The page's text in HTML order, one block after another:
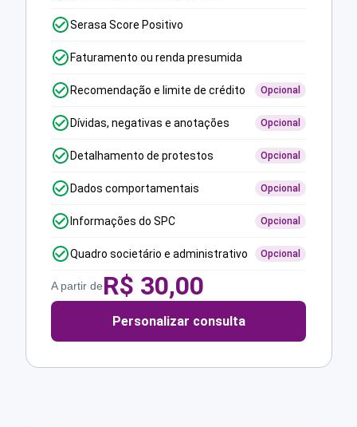
Serasa Score Positivo
Faturamento ou renda presumida
Recomendação e limite de crédito Opcional
Dívidas, negativas e anotações Opcional
Detalhamento de protestos Opcional
Dados comportamentais Opcional
Informações do SPC Opcional
Quadro societário e administrativo Opcional
A partir deR$ 30,00
Personalizar consulta